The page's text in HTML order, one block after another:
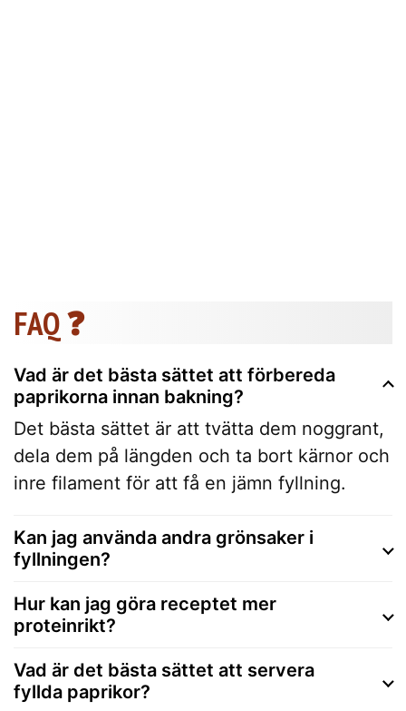
FAQ ❓
Vad är det bästa sättet att förbereda
paprikorna innan bakning?
Det bästa sättet är att tvätta dem noggrant,
dela dem på längden och ta bort kärnor och
inre filament för att få en jämn fyllning.
Kan jag använda andra grönsaker i
fyllningen?
Hur kan jag göra receptet mer
proteinrikt?
Vad är det bästa sättet att servera
fyllda paprikor?